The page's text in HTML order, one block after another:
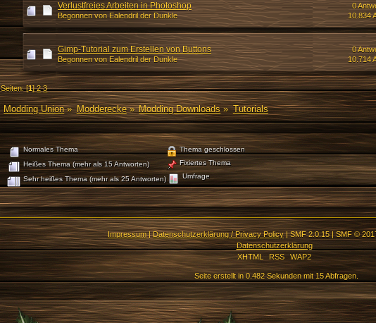
Verlustfreies Arbeiten in Photoshop
Begonnen von Ealendril der Dunkle
0
10.834
Gimp-Tutorial zum Erstellen von Buttons
Begonnen von Ealendril der Dunkle
0
10.714
Seiten: [1]2 3
Modding Union» Modderecke» Modding Downloads» Tutorials
Normales Thema
Heißes Thema (mehr als 15 Antworten)
Sehr heißes Thema (mehr als 25 Antworten)
Thema geschlossen
Fixiertes Thema
Umfrage
Impressum|Datenschutzerklärung / Privacy Policy|SMF 2.0.15|SMF ©
Datenschutzerklärung
XHTML
RSS WAP2
Seite erstellt in 0.482 Sekunden mit 15 Abfragen.